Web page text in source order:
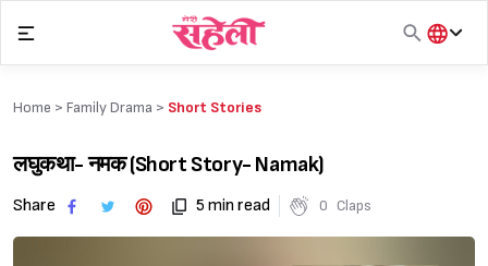
content
हिंदी
Home > Family Drama > Short Stories
लघुकथा- नमक (Short Story- Namak)
Share 5 min read 0 Claps